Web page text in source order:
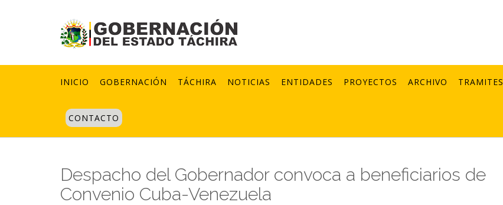
INICIO GOBERNACIÓN TÁCHIRA NOTICIAS ENTIDADES PROYECTOS ARCHIVO TRAMITES
CONTACTO
Despacho del Gobernador convoca a beneficiarios de
Convenio Cuba-Venezuela